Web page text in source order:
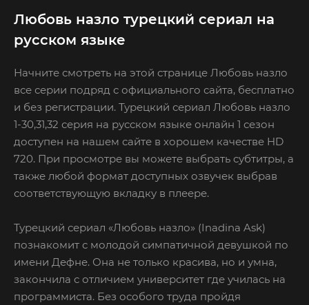
Любовь назло турецкий сериал на
русском языке
Начните смотреть на этой странице Любовь назло
все серии подряд с официального сайта, бесплатно
и без регистрации. Турецкий сериал Любовь назло
1-30,31,32 серия на русском языке онлайн 1 сезон
доступен на нашем сайте в хорошем качестве HD
720. При просмотре вы можете выбрать субтитры, а
также любой формат доступных озвучек выбрав
соответствующую вкладку в плеере.
Турецкий сериал «Любовь назло» (Inadina Ask)
познакомит с молодой симпатичной девушкой по
имени Дефне. Она не только красива, но и умна,
закончила с отличием университет где училась на
программиста. Без особого труда пройдя